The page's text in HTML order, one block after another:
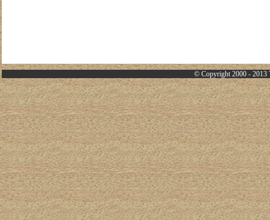
© Copyright 2000 - 2013